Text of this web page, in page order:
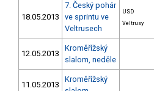
18.05.2013
7. Český pohár
ve sprintu ve
Veltrusech
USD
Veltrusy
12.05.2013
Kroměřížský
slalom, neděle
11.05.2013
Kroměřížský